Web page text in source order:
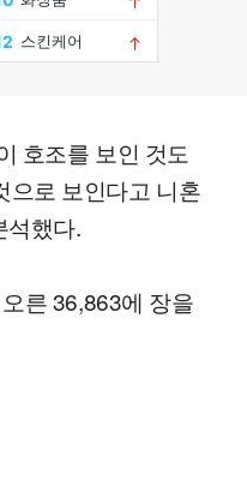
호조를 보인 것도
으로 보인다고 니혼
석했다.
른 36,863에 장을